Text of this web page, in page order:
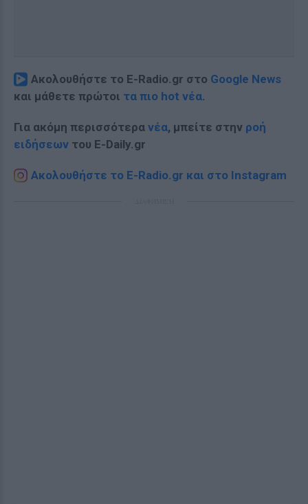
Ακολουθήστε το E-Radio.gr στο Google News
και μάθετε πρώτοι τα πιο hot νέα.
Για ακόμη περισσότερα νέα, μπείτε στην ροή
ειδήσεων του E-Daily.gr
Ακολουθήστε το E-Radio.gr και στο Instagram